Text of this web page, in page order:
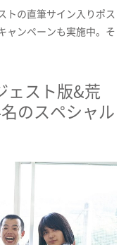
トの直筆サイン入りポス
ャンペーンも実施中。そ
ェスト版&荒
のスペシャル